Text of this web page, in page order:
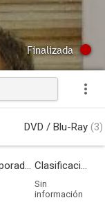
Finalizada
DVD / Blu-Ray (3)
Temporadas Clasificación por edades
Sin
información